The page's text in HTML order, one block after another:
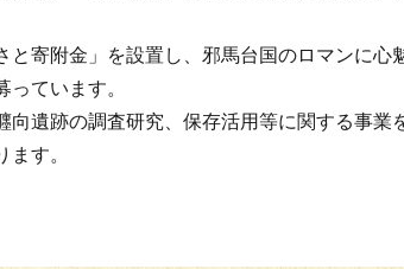
と寄附金」を設置し、邪馬台国のロマンに心
ています。
遺跡の調査研究、保存活用等に関する事業
す。